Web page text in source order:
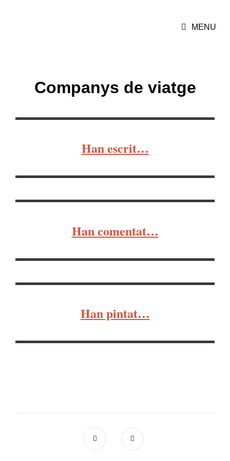
MENU
Companys de viatge
Han escrit…
Han comentat…
Han pintat…